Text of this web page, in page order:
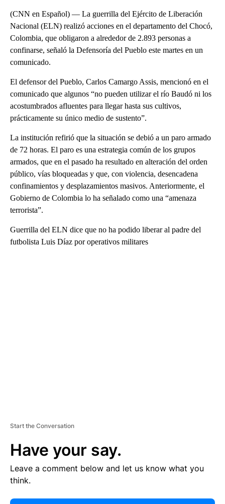
(CNN en Español) — La guerrilla del Ejército de Liberación
Nacional (ELN) realizó acciones en el departamento del Chocó,
Colombia, que obligaron a alrededor de 2.893 personas a
confinarse, señaló la Defensoría del Pueblo este martes en un
comunicado.
El defensor del Pueblo, Carlos Camargo Assis, mencionó en el
comunicado que algunos “no pueden utilizar el río Baudó ni los
acostumbrados afluentes para llegar hasta sus cultivos,
prácticamente su único medio de sustento”.
La institución refirió que la situación se debió a un paro armado
de 72 horas. El paro es una estrategia común de los grupos
armados, que en el pasado ha resultado en alteración del orden
público, vías bloqueadas y que, con violencia, desencadena
confinamientos y desplazamientos masivos. Anteriormente, el
Gobierno de Colombia lo ha señalado como una “amenaza
terrorista”.
Guerrilla del ELN dice que no ha podido liberar al padre del
futbolista Luis Díaz por operativos militares
Start the Conversation
Have your say.
Leave a comment below and let us know what you
think.